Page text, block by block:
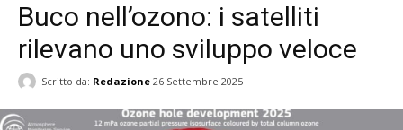
Buco nell’ozono: i satelliti
rilevano uno sviluppo veloce
Scritto da: Redazione 26 Settembre 2025